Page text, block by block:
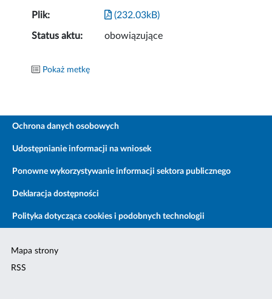
Plik: (232.03kB)
Status aktu: obowiązujące
Pokaż metkę
Ochrona danych osobowych
Udostępnianie informacji na wniosek
Ponowne wykorzystywanie informacji sektora publicznego
Deklaracja dostępności
Polityka dotycząca cookies i podobnych technologii
Mapa strony
RSS